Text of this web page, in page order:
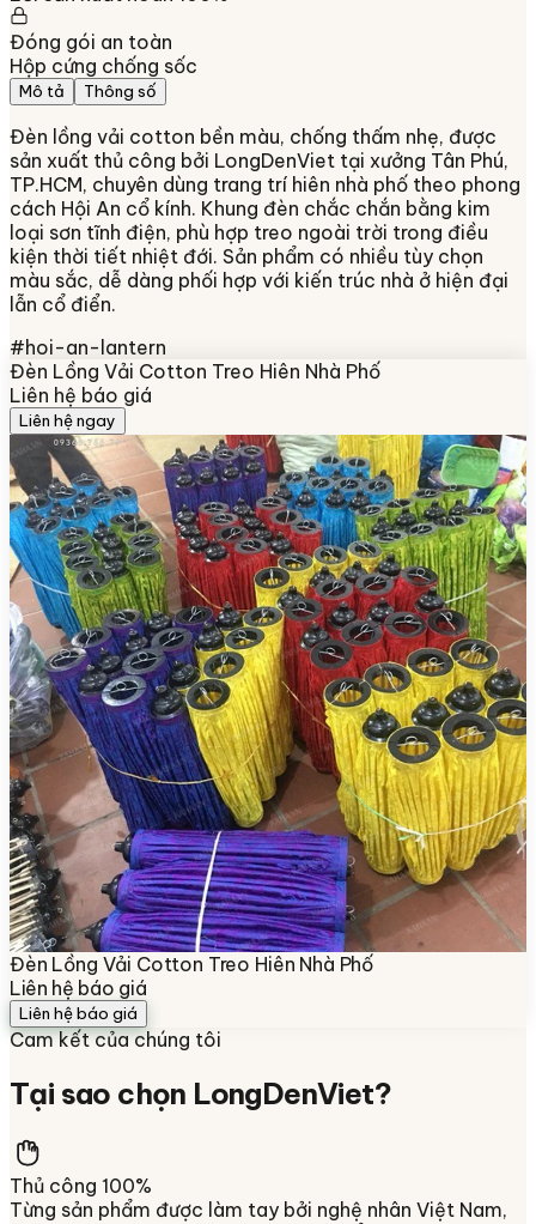
Đóng gói an toàn
Hộp cứng chống sốc
Mô tả Thông số
Đèn lồng vải cotton bền màu, chống thấm nhẹ, được
sản xuất thủ công bởi LongDenViet tại xưởng Tân Phú,
TP.HCM, chuyên dùng trang trí hiên nhà phố theo phong
cách Hội An cổ kính. Khung đèn chắc chắn bằng kim
loại sơn tĩnh điện, phù hợp treo ngoài trời trong điều
kiện thời tiết nhiệt đới. Sản phẩm có nhiều tùy chọn
màu sắc, dễ dàng phối hợp với kiến trúc nhà ở hiện đại
lẫn cổ điển.
#hoi-an-lantern
Đèn Lồng Vải Cotton Treo Hiên Nhà Phố
Liên hệ báo giá
Liên hệ ngay
Đèn Lồng Vải Cotton Treo Hiên Nhà Phố
Liên hệ báo giá
Liên hệ báo giá
Cam kết của chúng tôi
Tại sao chọn LongDenViet?
Thủ công 100%
Từng sản phẩm được làm tay bởi nghệ nhân Việt Nam,